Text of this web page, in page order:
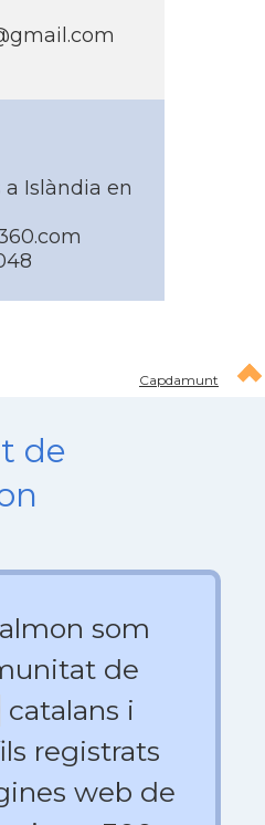
Islàndia en
Capdamunt
de
som
de
catalans i
registrats
web de